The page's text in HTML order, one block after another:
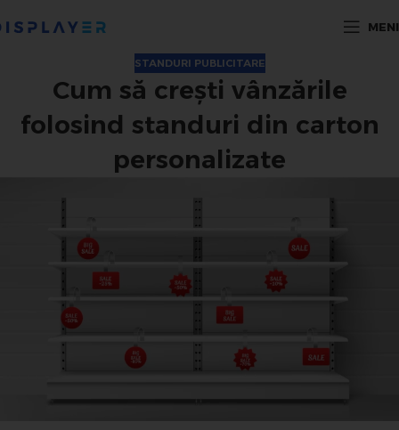
STANDURI PUBLICITARE
Cum să crești vânzările
folosind standuri din carton
personalizate